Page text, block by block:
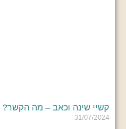
קשיי שינה וכאב – מה הקשר?
31/07/2024